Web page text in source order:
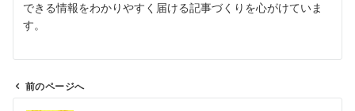
できる情報をわかりやすく届ける記事づくりを心がけていま
す。
前のページへ